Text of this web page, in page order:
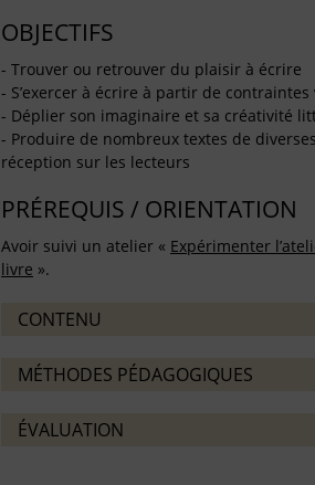
OBJECTIFS
- Trouver ou retrouver du plaisir à écrire
- S’exercer à écrire à partir de contraintes
- Déplier son imaginaire et sa créativité
- Produire de nombreux textes de
réception sur les lecteurs
PRÉREQUIS / ORIENTATION
Avoir suivi un atelier « Expérimenter
livre ».
CONTENU
MÉTHODES PÉDAGOGIQUES
ÉVALUATION